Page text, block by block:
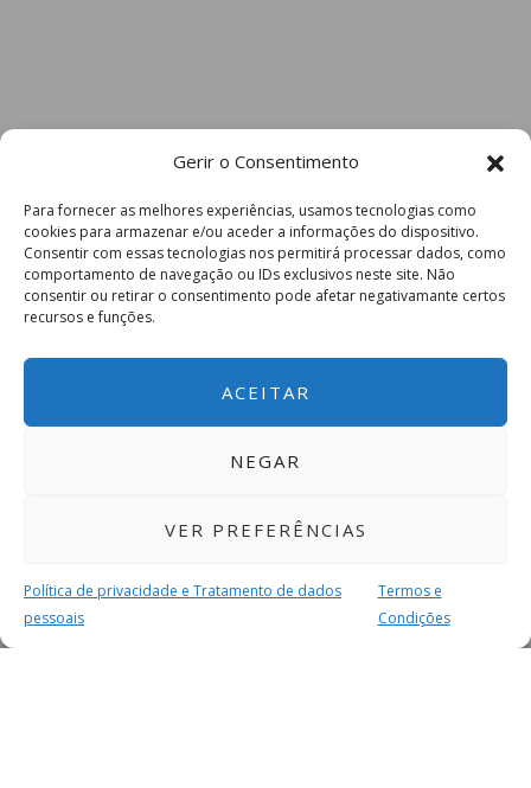
Gerir o Consentimento
Para fornecer as melhores experiências, usamos tecnologias como
cookies para armazenar e/ou aceder a informações do dispositivo.
Consentir com essas tecnologias nos permitirá processar dados, como
comportamento de navegação ou IDs exclusivos neste site. Não
consentir ou retirar o consentimento pode afetar negativamante certos
recursos e funções.
ACEITAR
NEGAR
VER PREFERÊNCIAS
Política de privacidade e Tratamento de dados
pessoais
Termos e
Condições